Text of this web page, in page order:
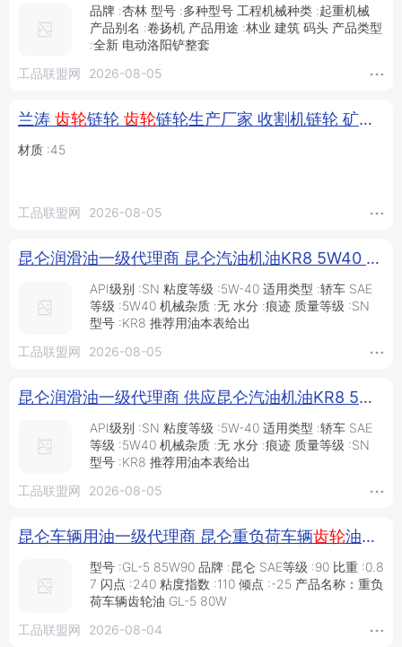
品牌 :杏林 型号 :多种型号 工程机械种类 :起重机械
产品别名 :卷扬机 产品用途 :林业 建筑 码头 产品类型
:全新 电动洛阳铲整套
工品联盟网
2026-08-05
兰涛 齿轮链轮 齿轮链轮生产厂家 收割机链轮 矿山链轮 双节距链轮_供应产品_任丘市兰涛机械配件厂
材质 :45
工品联盟网 2026-08-05
昆仑润滑油一级代理商 昆仑汽油机油KR8 5W40 3.5kg 昆仑防冻液-40 昆仑柴油机油 昆仑车辆
API级别 :SN 粘度等级 :5W-40 适用类型 :轿车 SAE
等级 :5W40 机械杂质 :无 水分 :痕迹 质量等级 :SN
型号 :KR8 推荐用油本表给出
工品联盟网
2026-08-05
昆仑润滑油一级代理商 供应昆仑汽油机油KR8 5W40 3.5kg/桶 昆仑柴油机油 昆仑车辆
API级别 :SN 粘度等级 :5W-40 适用类型 :轿车 SAE
等级 :5W40 机械杂质 :无 水分 :痕迹 质量等级 :SN
型号 :KR8 推荐用油本表给出
工品联盟网
2026-08-05
昆仑车辆用油一级代理商 昆仑重负荷车辆齿轮油GL-5 85W90 170kg/桶 昆仑柴油机油 昆仑汽油机油 厂家授权_供应产品_沈阳保盾润滑技术有限公司
型号 :GL-5 85W90 品牌 :昆仑 SAE等级 :90 比重 :0.8
7 闪点 :240 粘度指数 :110 倾点 :-25 产品名称：重负
荷车辆齿轮油 GL-5 80W
工品联盟网
2026-08-04